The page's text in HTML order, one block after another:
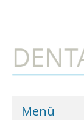
Menü